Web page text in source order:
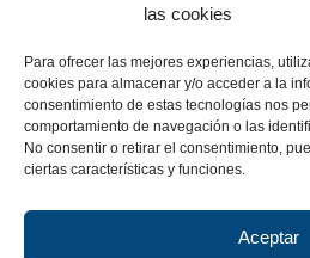
las cookies
Para ofrecer las mejores experiencias,
cookies para almacenar y/o acceder a la
consentimiento de estas tecnologías nos
comportamiento de navegación o las
No consentir o retirar el consentimiento,
ciertas características y funciones.
Aceptar
Seleccionar opciones
tiene